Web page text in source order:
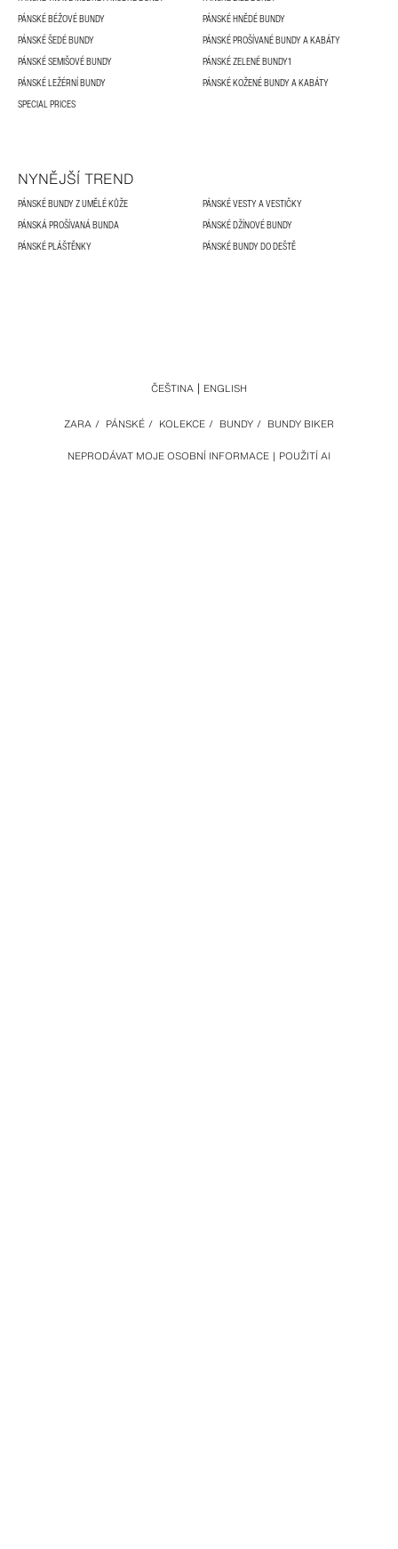
PÁNSKÉ BÉŽOVÉ BUNDY
PÁNSKÉ HNĚDÉ BUNDY
PÁNSKÉ ŠEDÉ BUNDY
PÁNSKÉ PROŠÍVANÉ BUNDY A KABÁTY
PÁNSKÉ SEMIŠOVÉ BUNDY
PÁNSKÉ ZELENÉ BUNDY1
PÁNSKÉ LEŽÉRNÍ BUNDY
PÁNSKÉ KOŽENÉ BUNDY A KABÁTY
SPECIAL PRICES
NYNĚJŠÍ TREND
PÁNSKÉ BUNDY Z UMĚLÉ KŮŽE
PÁNSKÉ VESTY A VESTIČKY
PÁNSKÁ PROŠÍVANÁ BUNDA
PÁNSKÉ DŽÍNOVÉ BUNDY
PÁNSKÉ PLÁŠTĚNKY
PÁNSKÉ BUNDY DO DEŠTĚ
NEPRODÁVAT MOJE OSOBNÍ INFORMACE POUŽITÍ AI
ZARA / PÁNSKÉ / KOLEKCE / BUNDY / BUNDY BIKER
ČEŠTINA ENGLISH